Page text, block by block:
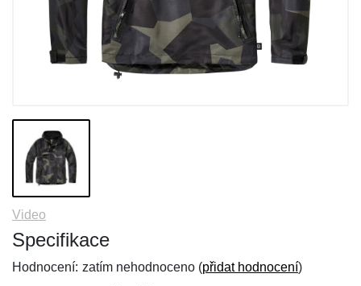
Video
Specifikace
Hodnocení: zatím nehodnoceno (přidat hodnocení)